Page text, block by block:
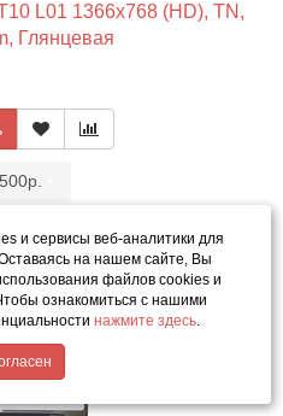
L01 1366x768 (HD), TN,
Глянцевая
в MAX
и сервисы веб-аналитики для
на нашем сайте, Вы
файлов cookies и
ознакомиться с нашими
нажмите здесь.